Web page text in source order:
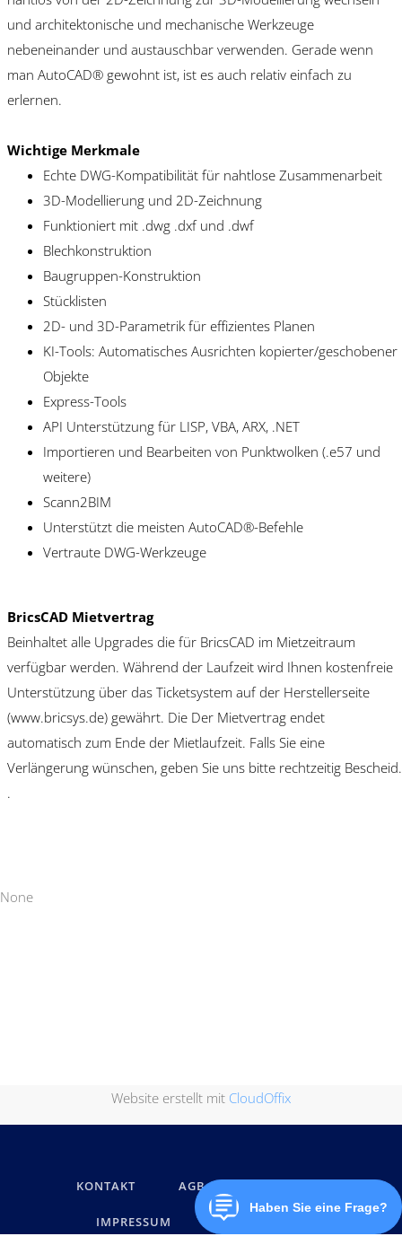
und architektonische und mechanische Werkzeuge
nebeneinander und austauschbar verwenden. Gerade wenn
man AutoCAD® gewohnt ist, ist es auch relativ einfach zu
erlernen.
Wichtige Merkmale
Echte DWG-Kompatibilität für nahtlose Zusammenarbeit
3D-Modellierung und 2D-Zeichnung
Funktioniert mit .dwg .dxf und .dwf
Blechkonstruktion
Baugruppen-Konstruktion
Stücklisten
2D- und 3D-Parametrik für effizientes Planen
KI-Tools: Automatisches Ausrichten kopierter/geschobener
Objekte
Express-Tools
API Unterstützung für LISP, VBA, ARX, .NET
Importieren und Bearbeiten von Punktwolken (.e57 und
weitere)
Scann2BIM
Unterstützt die meisten AutoCAD®-Befehle
Vertraute DWG-Werkzeuge
BricsCAD Mietvertrag
Beinhaltet alle Upgrades die für BricsCAD im Mietzeitraum
verfügbar werden. Während der Laufzeit wird Ihnen kostenfreie
Unterstützung über das Ticketsystem auf der Herstellerseite
(www.bricsys.de) gewährt. Die Der Mietvertrag endet
automatisch zum Ende der Mietlaufzeit. Falls Sie eine
Verlängerung wünschen, geben Sie uns bitte rechtzeitig Bescheid.
.
None
Website erstellt mit CloudOffix
KONTAKT AGB
IMPRESSUM MARKENNAMEN